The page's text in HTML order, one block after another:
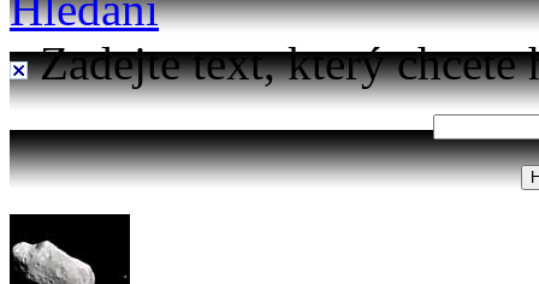
Zadejte text, který chcete